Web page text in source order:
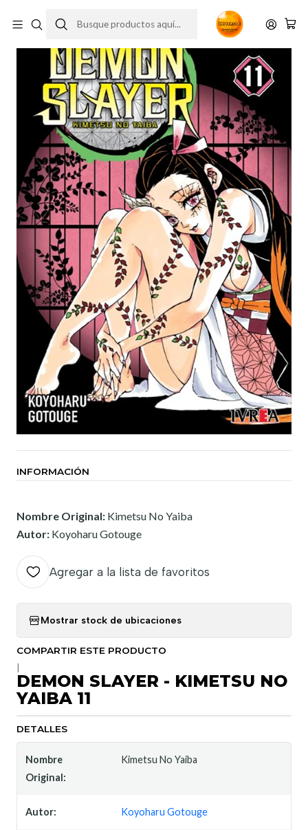
INFORMACIÓN
Nombre Original: Kimetsu No Yaiba
Autor: Koyoharu Gotouge
Agregar a la lista de favoritos
Mostrar stock de ubicaciones
COMPARTIR ESTE PRODUCTO
DEMON SLAYER - KIMETSU NO
YAIBA 11
DETALLES
Nombre
Original:
Kimetsu No Yaiba
Autor: Koyoharu Gotouge